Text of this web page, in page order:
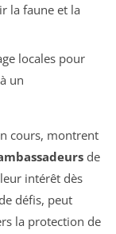
la faune et la
locales pour
un
cours, montrent
de
intérêt dès
défis, peut
la protection de